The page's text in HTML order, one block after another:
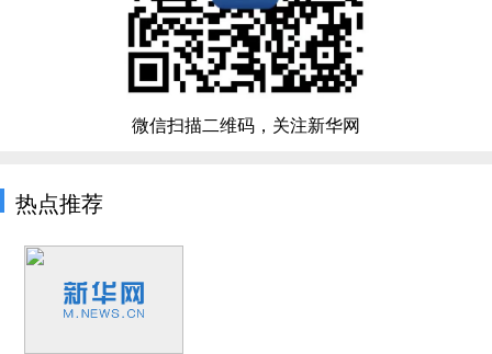
微信扫描二维码，关注新华网
热点推荐